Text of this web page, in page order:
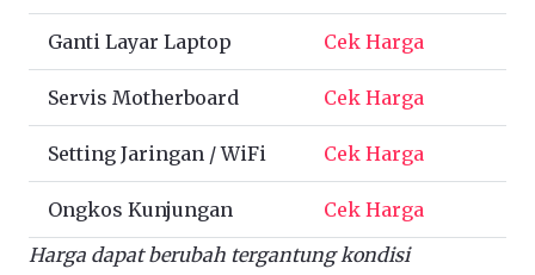
Ganti Layar Laptop Cek Harga
Servis Motherboard Cek Harga
Setting Jaringan / WiFi Cek Harga
Ongkos Kunjungan
Cek Harga
Harga dapat berubah tergantung kondisi